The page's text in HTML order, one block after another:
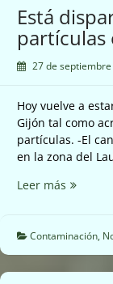
en
Langreo
Está
partículas
27 de
Hoy vuelve a
Gijón tal como
partículas. -El
en la zona del
Leer más Está
benceno
y
las
Contaminación,